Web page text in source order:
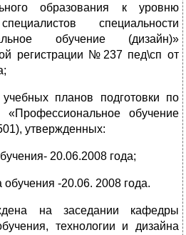
образования к уровню
специальности
обучение (дизайн)»
регистрации №237 пед\сп от
планов подготовки по
«Профессиональное обучение
утвержденных:
20.06.2008 года;
-20.06. 2008 года.
на заседании кафедры
технологии и дизайна